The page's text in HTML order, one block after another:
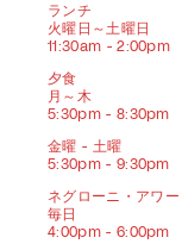
ランチ
火曜日～土曜日
11:30am - 2:00pm
夕食
月～木
5:30pm - 8:30pm
金曜 - 土曜
5:30pm - 9:30pm
ネグローニ・アワー
毎日
4:00pm - 6:00pm